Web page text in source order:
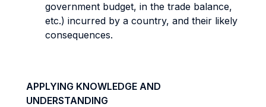
government budget, in the trade balance,
etc.) incurred by a country, and their likely
consequences.
APPLYING KNOWLEDGE AND
UNDERSTANDING